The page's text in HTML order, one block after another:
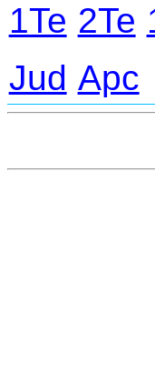
1Te 2Te
Jud Apc